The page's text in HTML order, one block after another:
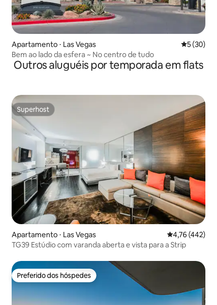
Apartamento ⋅ Las Vegas 5 de uma
5 (30)
Bem ao lado da esfera ~ No centro de tudo
Outros aluguéis por temporada em flats
Superhost
Superhost
Apartamento ⋅ Las Vegas 4,76 de uma
4,76 (442)
TG39 Estúdio com varanda aberta e vista para a Strip
Preferido dos hóspedes
Preferido dos hóspedes